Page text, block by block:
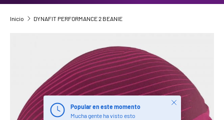
Inicio DYNAFIT PERFORMANCE 2 BEANIE
IR DIRECTAMENTE A LA INFORMACIÓN DEL PRODUCTO
Popular en este momento
Mucha gente ha visto esto
Cerrar